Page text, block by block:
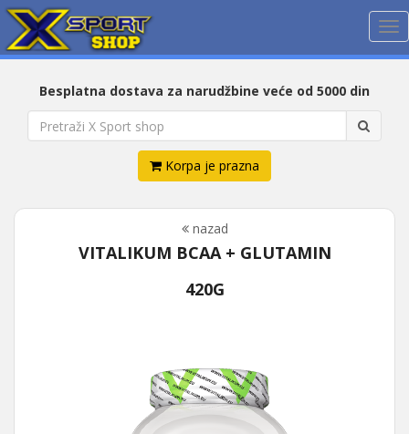
Besplatna dostava za narudžbine veće od 5000 din
Korpa je prazna
nazad
VITALIKUM BCAA + GLUTAMIN
420G